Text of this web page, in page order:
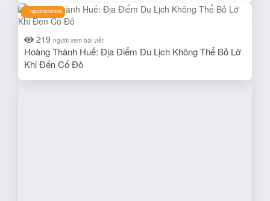
ngocthachtravel
219 người xem bài viết
Hoàng Thành Huế: Địa Điểm Du Lịch Không Thể Bỏ Lỡ
Khi Đến Cố Đô